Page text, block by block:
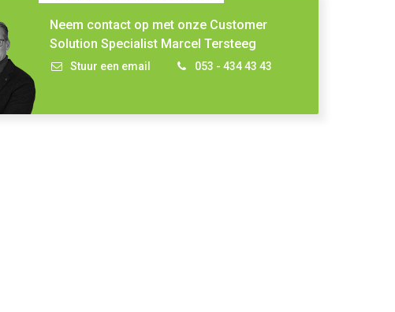
Neem contact op met onze Customer
Solution Specialist Marcel Tersteeg
Stuur een email 053 - 434 43 43